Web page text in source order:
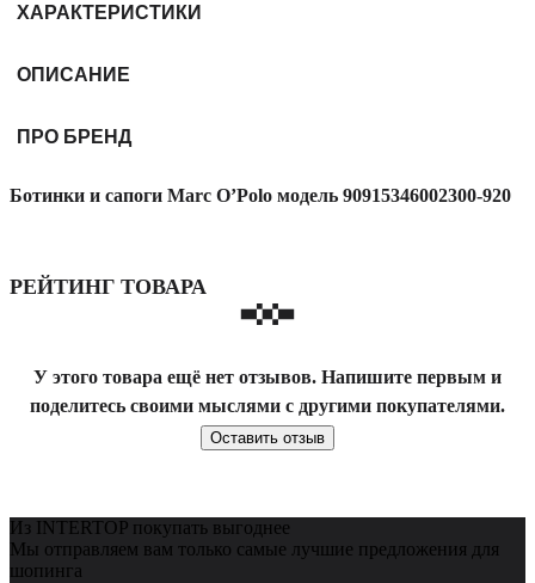
ХАРАКТЕРИСТИКИ
ОПИСАНИЕ
ПРО БРЕНД
Ботинки и сапоги Marc O’Polo модель 90915346002300-920
РЕЙТИНГ ТОВАРА
У этого товара ещё нет отзывов. Напишите первым и
поделитесь своими мыслями с другими покупателями.
Оставить отзыв
Из INTERTOP покупать выгоднее
Мы отправляем вам только самые лучшие предложения для
шопинга